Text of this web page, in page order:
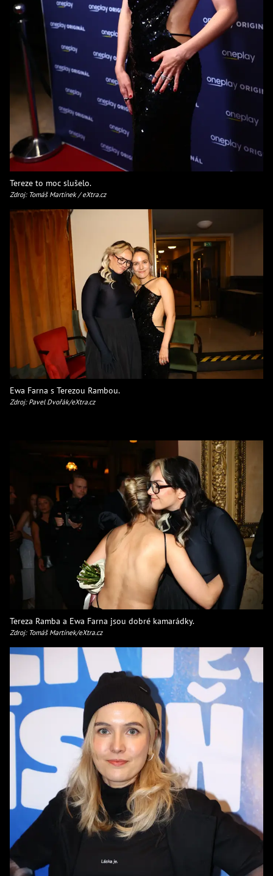
Tereze to moc slušelo.
Zdroj: Tomáš Martínek / eXtra.cz
Ewa Farna s Terezou Rambou.
Zdroj: Pavel Dvořák/eXtra.cz
Tereza Ramba a Ewa Farna jsou dobré kamarádky.
Zdroj: Tomáš Martínek/eXtra.cz